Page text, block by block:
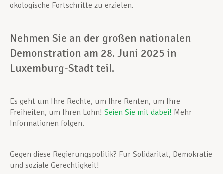
ökologische Fortschritte zu erzielen.
Nehmen Sie an der großen nationalen
Demonstration am 28. Juni 2025 in
Luxemburg-Stadt teil.
Es geht um Ihre Rechte, um Ihre Renten, um Ihre
Freiheiten, um Ihren Lohn! Seien Sie mit dabei! Mehr
Informationen folgen.
Gegen diese Regierungspolitik? Für Solidarität, Demokratie
und soziale Gerechtigkeit!